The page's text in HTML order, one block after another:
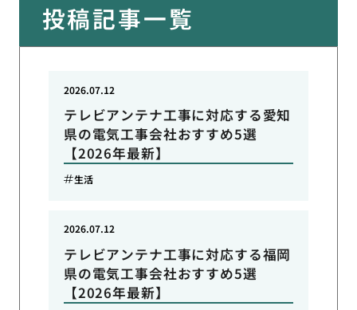
投稿記事一覧
テレビアンテナ工事に対応する愛知
県の電気工事会社おすすめ5選
【2026年最新】
2026.07.12
生活
テレビアンテナ工事に対応する福岡
県の電気工事会社おすすめ5選
【2026年最新】
2026.07.12